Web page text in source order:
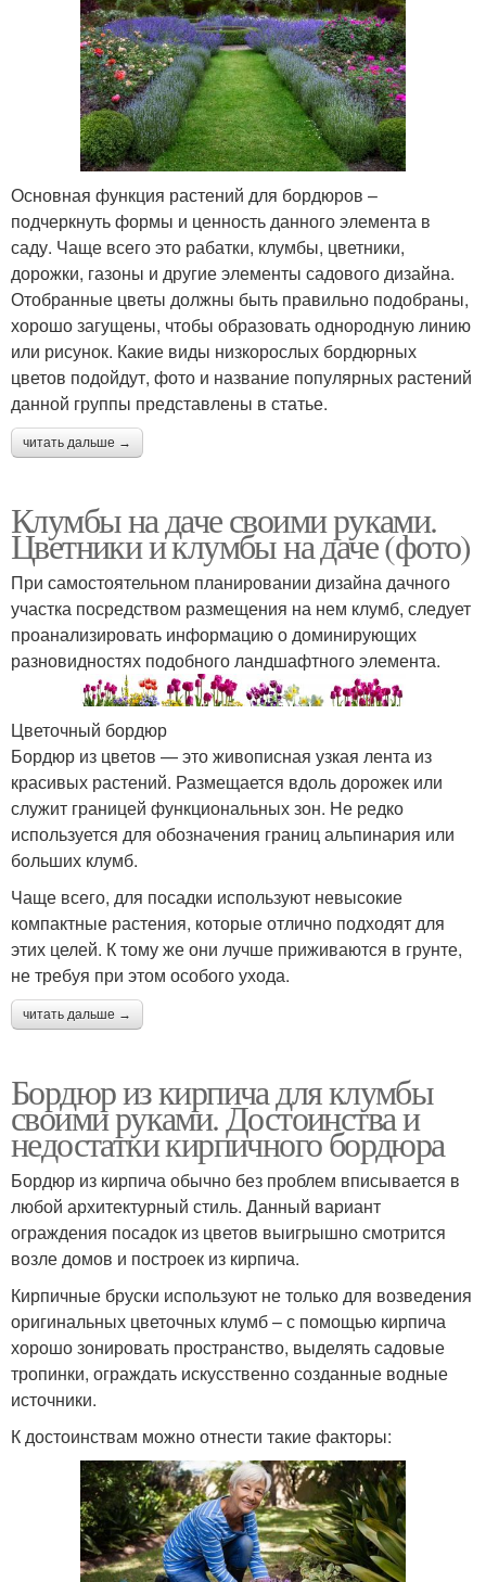
Основная функция растений для бордюров –
подчеркнуть формы и ценность данного элемента в
саду. Чаще всего это рабатки, клумбы, цветники,
дорожки, газоны и другие элементы садового дизайна.
Отобранные цветы должны быть правильно подобраны,
хорошо загущены, чтобы образовать однородную линию
или рисунок. Какие виды низкорослых бордюрных
цветов подойдут, фото и название популярных растений
данной группы представлены в статье.
читать дальше →
Клумбы на даче своими руками.
Цветники и клумбы на даче (фото)
При самостоятельном планировании дизайна дачного
участка посредством размещения на нем клумб, следует
проанализировать информацию о доминирующих
разновидностях подобного ландшафтного элемента.
Цветочный бордюр
Бордюр из цветов — это живописная узкая лента из
красивых растений. Размещается вдоль дорожек или
служит границей функциональных зон. Не редко
используется для обозначения границ альпинария или
больших клумб.
Чаще всего, для посадки используют невысокие
компактные растения, которые отлично подходят для
этих целей. К тому же они лучше приживаются в грунте,
не требуя при этом особого ухода.
читать дальше →
Бордюр из кирпича для клумбы
своими руками. Достоинства и
недостатки кирпичного бордюра
Бордюр из кирпича обычно без проблем вписывается в
любой архитектурный стиль. Данный вариант
ограждения посадок из цветов выигрышно смотрится
возле домов и построек из кирпича.
Кирпичные бруски используют не только для возведения
оригинальных цветочных клумб – с помощью кирпича
хорошо зонировать пространство, выделять садовые
тропинки, ограждать искусственно созданные водные
источники.
К достоинствам можно отнести такие факторы: